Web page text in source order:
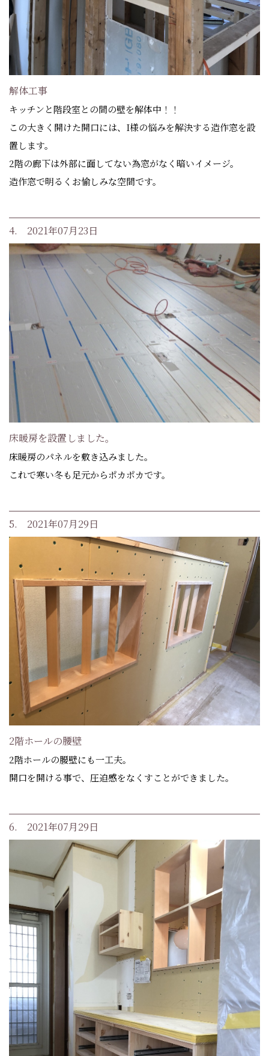
解体工事
キッチンと階段室との間の壁を解体中！！
この大きく開けた開口には、I様の悩みを解決する造作窓を設
置します。
2階の廊下は外部に面してない為窓がなく暗いイメージ。
造作窓で明るくお愉しみな空間です。
4. 2021年07月23日
床暖房を設置しました。
床暖房のパネルを敷き込みました。
これで寒い冬も足元からポカポカです。
5. 2021年07月29日
2階ホールの腰壁
2階ホールの腰壁にも一工夫。
開口を開ける事で、圧迫感をなくすことができました。
6. 2021年07月29日